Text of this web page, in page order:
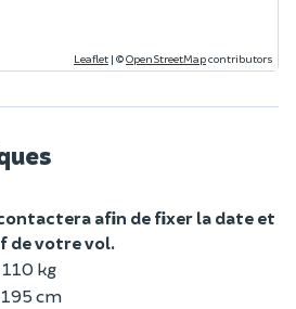
Leaflet | ©OpenStreetMapcontributors
afin de fixer la date et
de votre vol.
kg
cm